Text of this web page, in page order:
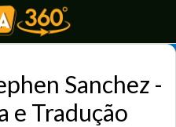
Sanchez -
e Tradução